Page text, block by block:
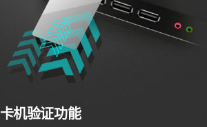
机验证功能